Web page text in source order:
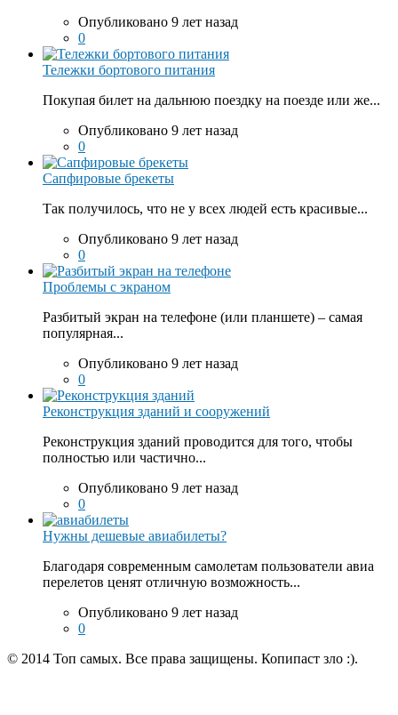
Опубликовано 9 лет назад
0
Тележки бортового питания
Покупая билет на дальнюю поездку на поезде или же...
Опубликовано 9 лет назад
0
Сапфировые брекеты
Так получилось, что не у всех людей есть красивые...
Опубликовано 9 лет назад
0
Проблемы с экраном
Разбитый экран на телефоне (или планшете) – самая
популярная...
Опубликовано 9 лет назад
0
Реконструкция зданий и сооружений
Реконструкция зданий проводится для того, чтобы
полностью или частично...
Опубликовано 9 лет назад
0
Нужны дешевые авиабилеты?
Благодаря современным самолетам пользователи авиа
перелетов ценят отличную возможность...
Опубликовано 9 лет назад
0
© 2014 Топ самых. Все права защищены. Копипаст зло :).